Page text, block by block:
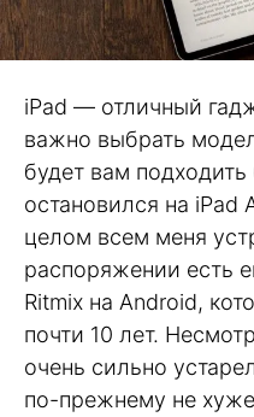
iPad — отличный
важно выбрать
будет вам
остановился на iPad
целом всем меня
распоряжении есть
Ritmix на Android,
почти 10 лет.
очень сильно
по-прежнему не